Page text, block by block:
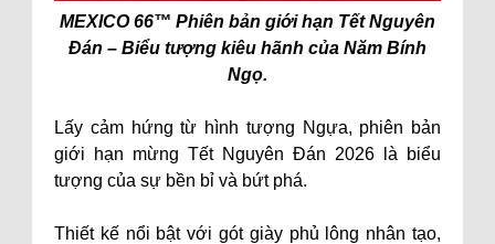
MEXICO 66™ Phiên bản giới hạn Tết Nguyên
Đán – Biểu tượng kiêu hãnh của Năm Bính
Ngọ.
Lấy cảm hứng từ hình tượng Ngựa, phiên bản
giới hạn mừng Tết Nguyên Đán 2026 là biểu
tượng của sự bền bỉ và bứt phá.
Thiết kế nổi bật với gót giày phủ lông nhân tạo,